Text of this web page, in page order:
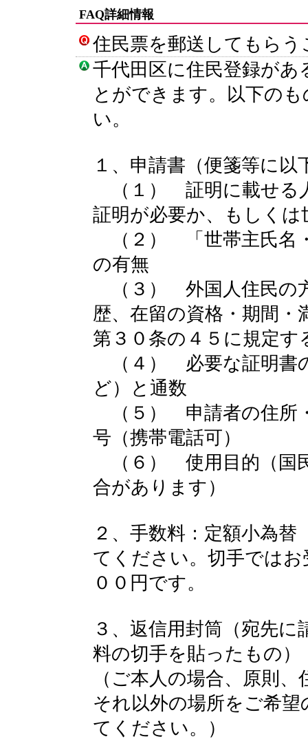
FAQ詳細情報
住民票を郵送してもら
千代田区に住民登録が
とができます。以下の
い。
１、申請書（便箋等に
（１） 証明に載せる
証明が必要か、もしくは
（２） 「世帯主氏名
の有無
（３） 外国人住民の
歴、在留の資格・期間
第３０条の４５に規定
（４） 必要な証明書
ど）と通数
（５） 申請者の住所
号（携帯電話可）
（６） 使用目的（国
合があります）
２、手数料：定額小為
てください。切手では
００円です。
３、返信用封筒（宛先
料の切手を貼ったもの）
（ご本人の場合、原則
それ以外の場所をご希
てください。）